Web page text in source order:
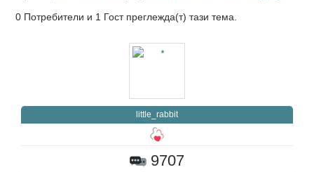
0 Потребители и 1 Гост преглежда(т) тази тема.
little_rabbit
9707